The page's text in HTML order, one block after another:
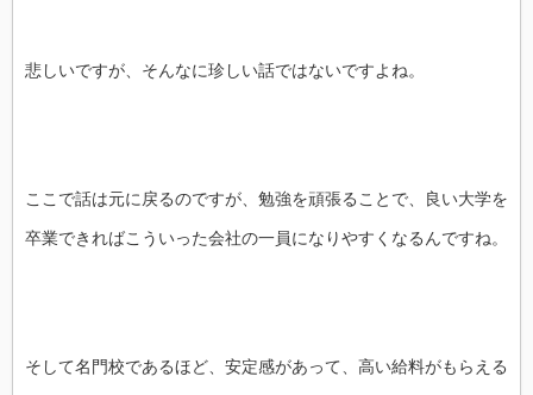
悲しいですが、そんなに珍しい話ではないですよね。
ここで話は元に戻るのですが、勉強を頑張ることで、良い大学を
卒業できればこういった会社の一員になりやすくなるんですね。
そして名門校であるほど、安定感があって、高い給料がもらえる